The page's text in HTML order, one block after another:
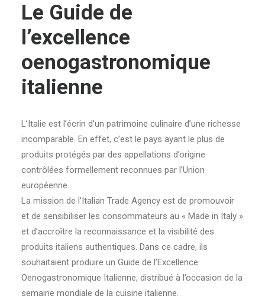
Le Guide de
l’excellence
oenogastronomique
italienne
L’Italie est l’écrin d’un patrimoine culinaire d’une richesse
incomparable. En effet, c’est le pays ayant le plus de
produits protégés par des appellations d’origine
contrôlées formellement reconnues par l’Union
européenne.
La mission de l’Italian Trade Agency est de promouvoir
et de sensibiliser les consommateurs au « Made in Italy »
et d’accroître la reconnaissance et la visibilité des
produits italiens authentiques. Dans ce cadre, ils
souhaitaient produire un Guide de l’Excellence
Oenogastronomique Italienne, distribué à l’occasion de la
semaine mondiale de la cuisine italienne.